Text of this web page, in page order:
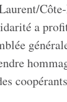
a